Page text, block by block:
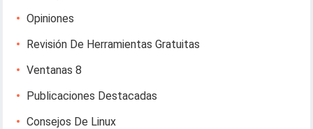
Opiniones
Revisión De Herramientas Gratuitas
Ventanas 8
Publicaciones Destacadas
Consejos De Linux